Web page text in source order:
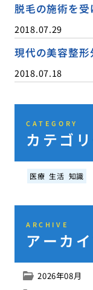
脱毛の施術を
2018.07.29
現代の美容整
2018.07.18
CATEGORY
カテゴ
医療 生活 知識
ARCHIVE
アーカ
2026年08月